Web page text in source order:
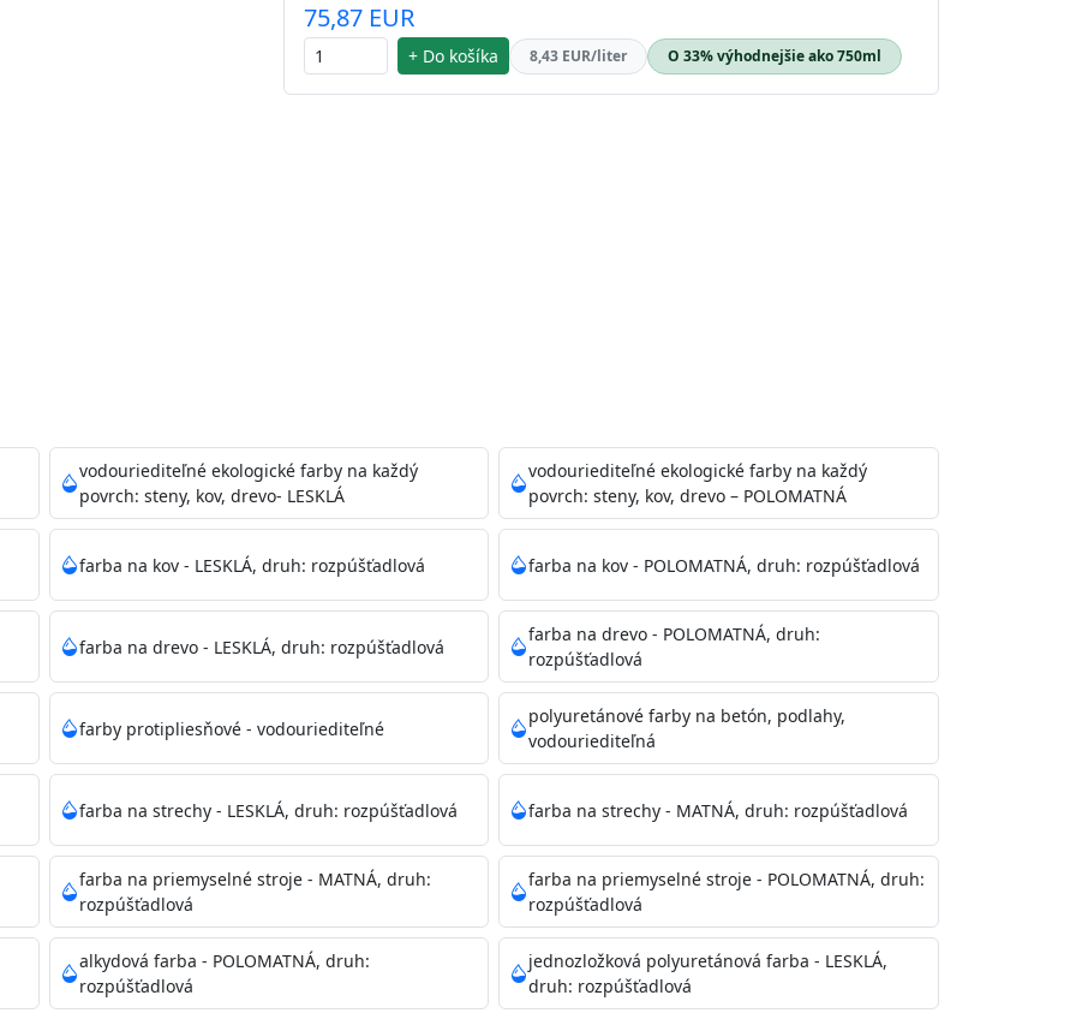
75,87 EUR
+ Do košíka 8,43 EUR/liter O 33% výhodnejšie ako 750ml
náteru. Preto je
sú nemocnice, pôrodnice, operačné
škôlky, telocvične, a samozrejme je
(trieda 2 podľa EN 13300) pri
povrchov. Má vynikajúcu kryciu schopnosť,
tónovať v bohatej škále odtieňov.
Pantone
spôsobu aplikácie. Dobre premiešajte a občas opakujte aj počas náteru. Naneste jednu
farba zasychá na dotyk po 30-60min./23°C po dokonalom preschnutí minimálne 3-
Doba schnutia je závislá na poveternostných podmienkach s vyššou vlhkosťou a nižšou
alebo pri relatívnej vlhkosti nad 80%.
na bezpečnú likvidáciu.
vodouriediteľné ekologické farby na každý
povrch: steny, kov, drevo- LESKLÁ
vodouriediteľné ekologické farby na každý
povrch: steny, kov, drevo – POLOMATNÁ
farba na kov - LESKLÁ, druh: rozpúšťadlová farba na kov - POLOMATNÁ, druh: rozpúšťadlová
farba na drevo - LESKLÁ, druh: rozpúšťadlová
farba na drevo - POLOMATNÁ, druh:
rozpúšťadlová
farby protipliesňové - vodouriediteľné
polyuretánové farby na betón, podlahy,
vodouriediteľná
farba na strechy - LESKLÁ, druh: rozpúšťadlová farba na strechy - MATNÁ, druh: rozpúšťadlová
farba na priemyselné stroje - MATNÁ, druh:
rozpúšťadlová
farba na priemyselné stroje - POLOMATNÁ, druh:
rozpúšťadlová
alkydová farba - POLOMATNÁ, druh:
rozpúšťadlová
jednozložková polyuretánová farba - LESKLÁ,
druh: rozpúšťadlová